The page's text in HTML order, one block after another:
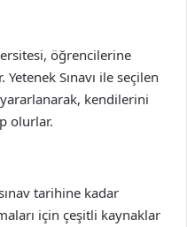
öğrencilerine
Sınavı ile seçilen
kendilerini
olurlar.
tarihine kadar
için çeşitli kaynaklar